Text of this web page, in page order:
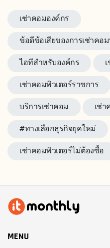
เช่าคอมองค์กร
ข้อดีข้อเสียของการเช่าคอ
ไอทีสำหรับองค์กร
เช่าคอมพิวเตอร์ราชการ
บริการเช่าคอม เช่
#ทางเลือกธุรกิจยุคใหม่
เช่าคอมพิวเตอร์ไม่ต้องซื้อ
MENU